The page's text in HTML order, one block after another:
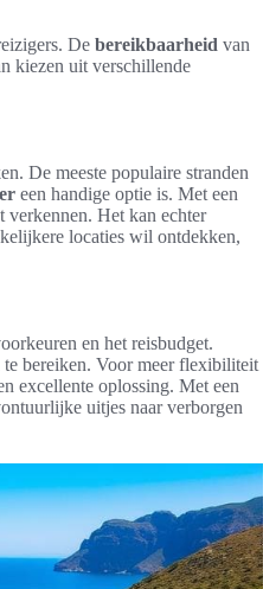
De bereikbaarheid van
kiezen uit verschillende
De meeste populaire stranden
een handige optie is. Met een
verkennen. Het kan echter
locaties wil ontdekken,
en het reisbudget.
te bereiken. Voor meer flexibiliteit
excellente oplossing. Met een
uitjes naar verborgen